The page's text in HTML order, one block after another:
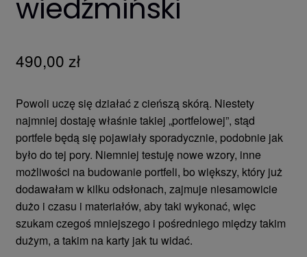
wiedźmiński
490,00 zł
Powoli uczę się działać z cieńszą skórą. Niestety
najmniej dostaję właśnie takiej „portfelowej”, stąd
portfele będą się pojawiały sporadycznie, podobnie jak
było do tej pory. Niemniej testuję nowe wzory, inne
możliwości na budowanie portfeli, bo większy, który już
dodawałam w kilku odsłonach, zajmuje niesamowicie
dużo i czasu i materiałów, aby taki wykonać, więc
szukam czegoś mniejszego i pośredniego między takim
dużym, a takim na karty jak tu widać.